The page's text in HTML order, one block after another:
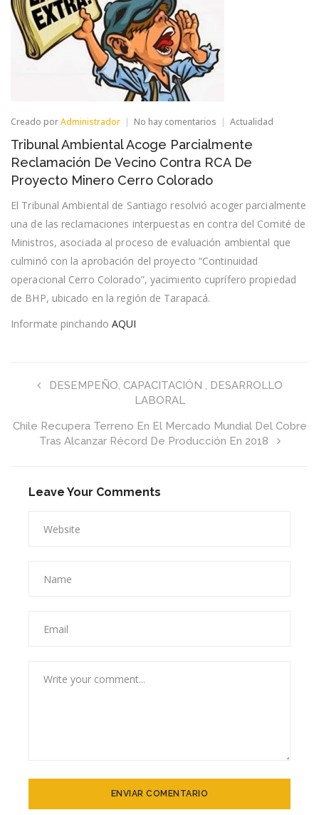
Creado porAdministrador No hay comentarios en
Ambiental
Acoge
Parcialmente
Vecino
Contra
RCA
De
Proyecto
Minero
Cerro
Actualidad
Tribunal Ambiental Acoge Parcialmente
Reclamación De Vecino Contra RCA De
Proyecto Minero Cerro Colorado
El Tribunal Ambiental de Santiago resolvió acoger parcialmente
una de las reclamaciones interpuestas en contra del Comité de
Ministros, asociada al proceso de evaluación ambiental que
culminó con la aprobación del proyecto “Continuidad
operacional Cerro Colorado”, yacimiento cuprífero propiedad
de BHP, ubicado en la región de Tarapacá.
Informate pinchando AQUI
DESEMPEÑO, CAPACITACIÓN , DESARROLLO
LABORAL
Chile Recupera Terreno En El Mercado Mundial Del Cobre
Tras Alcanzar Récord De Producción En 2018
Leave Your Comments